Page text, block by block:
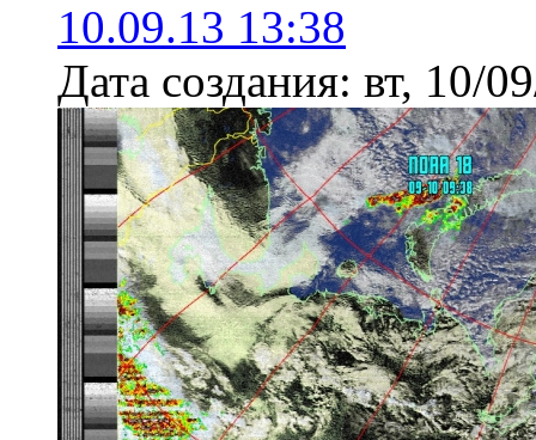
10.09.13 13:38
Дата создания: вт, 10/